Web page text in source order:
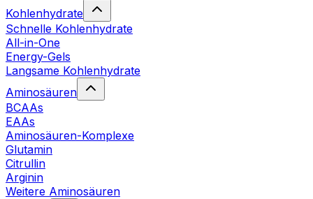
Kohlenhydrate
Schnelle Kohlenhydrate
All-in-One
Energy-Gels
Langsame Kohlenhydrate
Aminosäuren
BCAAs
EAAs
Aminosäuren-Komplexe
Glutamin
Citrullin
Arginin
Weitere Aminosäuren